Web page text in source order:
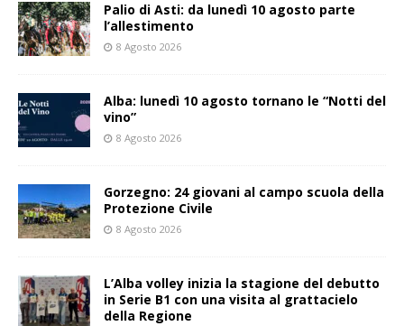
Palio di Asti: da lunedì 10 agosto parte
l’allestimento
8 Agosto 2026
Alba: lunedì 10 agosto tornano le “Notti del
vino”
8 Agosto 2026
Gorzegno: 24 giovani al campo scuola della
Protezione Civile
8 Agosto 2026
L’Alba volley inizia la stagione del debutto
in Serie B1 con una visita al grattacielo
della Regione